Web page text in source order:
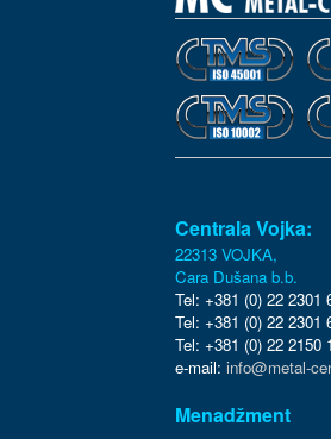
Centrala Vojka:
22313 VOJKA,
Cara Dušana b.b.
Tel: +381 (0) 22 2301
Tel: +381 (0) 22 2301
Tel: +381 (0) 22 2150
e-mail: info@metal-
Menadžment